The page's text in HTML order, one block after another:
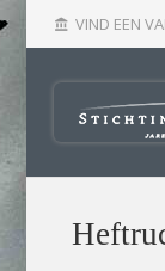
account_balance VIND EEN